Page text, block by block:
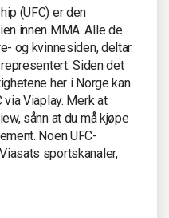
(UFC) er den
innen MMA. Alle de
og kvinnesiden, deltar.
Siden det
her i Norge kan
Viaplay. Merk at
sånn at du må kjøpe
Noen UFC-
sportskanaler,